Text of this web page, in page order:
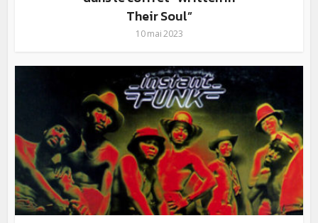
Their Soul”
10 mai 2023